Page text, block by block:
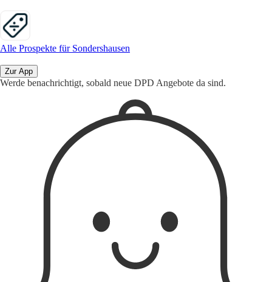
Alle Prospekte für Sondershausen
Zur App
Werde benachrichtigt, sobald neue DPD Angebote da sind.